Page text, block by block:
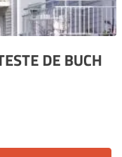
DE BUCH